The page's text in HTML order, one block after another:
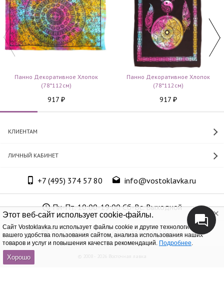
Этот веб-сайт использует cookie-файлы.
Cайт Vostoklavka.ru использует файлы cookie и другие технологии для
вашего удобства пользования сайтом, анализа использования наших
товаров и услуг и повышения качества рекомендаций. Подробнее.
Хорошо
Панно Декоративное Хлопок
(78*112см)
917 ₽
Панно Декоративное Хлопок
(78*112см)
917 ₽
КЛИЕНТАМ
ЛИЧНЫЙ КАБИНЕТ
+7 (495) 374 57 80 info@vostoklavka.ru
Пн-Пт. 10:00-19:00 Сб-Вс. Выходной
ООО «Юнит Групп», ОГРН 1147746305574